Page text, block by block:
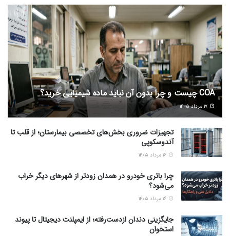
COA چیست و چرا بدون آن نباید ماده شیمیایی خرید؟
تجهیزات ضروری بخش‌های تخصصی بیمارستان؛ از قلب تا
آندوسکوپی
چرا باتری خودرو در همدان زودتر از شهرهای دیگر خراب
می‌شود؟
جایگزینی دندان ازدست‌رفته؛ از ایمپلنت دیجیتال تا پیوند
استخوان